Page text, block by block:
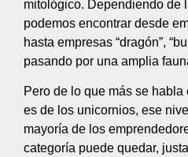
mitológico. Dependiendo de
podemos encontrar desde
hasta empresas “dragón”,
pasando por una amplia
Pero de lo que más se habla
es de los unicornios, ese
mayoría de los
categoría puede quedar,